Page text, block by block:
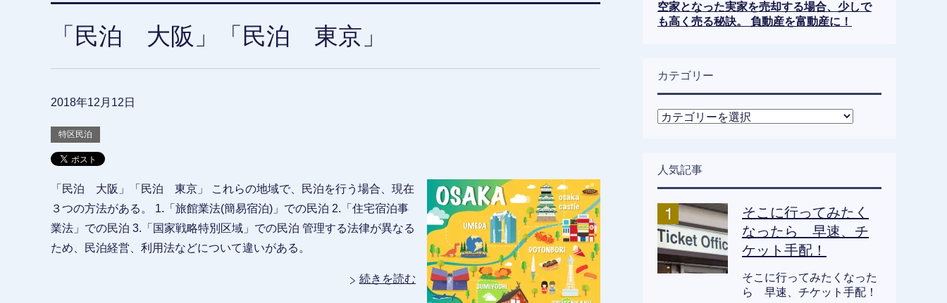
「民泊 大阪」「民泊 東京」
2018年12月12日
特区民泊
「民泊 大阪」「民泊 東京」 これらの地域で、民泊を行う場合、現在
３つの方法がある。 1.「旅館業法(簡易宿泊)」での民泊 2.「住宅宿泊事
業法」での民泊 3.「国家戦略特別区域」での民泊 管理する法律が異なる
ため、民泊経営、利用法などについて違いがある。
続きを読む
空家となった実家を売却する場合、少しで
も高く売る秘訣。 負動産を富動産に！
カテゴリー
カ
ー
人気記事
そこに行ってみたく
なったら 早速、チ
ケット手配！
そこに行ってみたくなった
ら 早速、チケット手配！